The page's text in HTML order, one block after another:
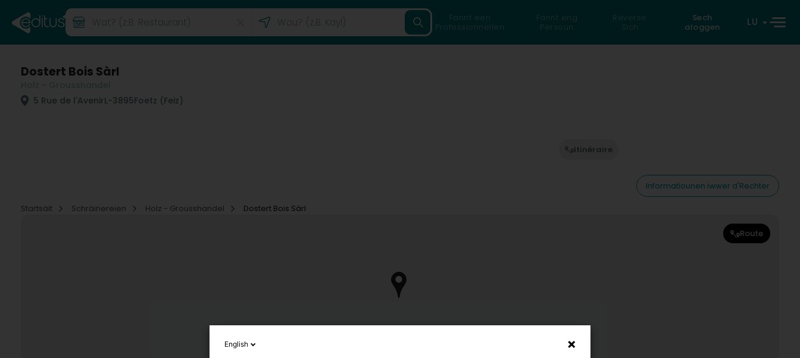
Fannt een
Professionnellen
Fannt eng
Persoun
Reverse
Sich
Sech
aloggen
LU
Dostert Bois Sàrl
5 Rue de l'AvenirL-3895Foetz (Feiz)
Itinéraire
Informatiounen iwwer d'Rechter
Startsäit
Schräinereien Holz - Grousshandel Dostert Bois Sàrl
Route
English